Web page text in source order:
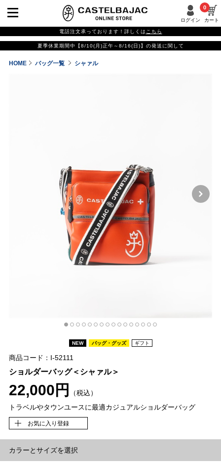
ログイン カート
0
電話注文承っております！詳しくは こちら
夏季休業期間中【8/10(月)正午～8/16(日)】の発送に関して
HOME バッグ一覧 シャァル
NEW バッグ・グッズ ギフト
商品コード：I-52111
ショルダーバッグ＜シャァル＞
22,000円
（税込）
トラベルやタウンユースに最適カジュアルショルダーバッグ
お気に入り登録
カラーとサイズを選択